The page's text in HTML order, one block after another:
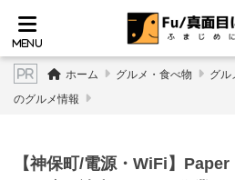
ホーム グルメ・食べ物 グル
のグルメ情報
【神保町/電源・WiFi】